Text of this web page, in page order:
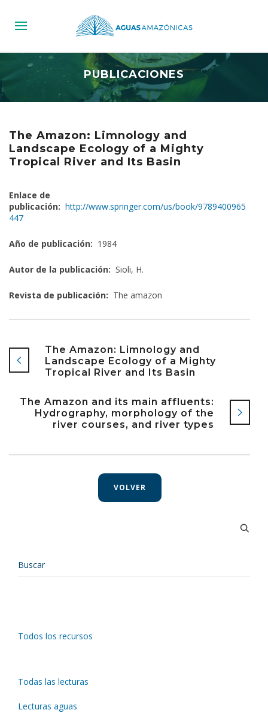
PUBLICACIONES
The Amazon: Limnology and
Landscape Ecology of a Mighty
Tropical River and Its Basin
Enlace de
publicación: http://www.springer.com/us/book/9789400965
447
Año de publicación: 1984
Autor de la publicación: Sioli, H.
Revista de publicación: The amazon
The Amazon: Limnology and
Landscape Ecology of a Mighty
Tropical River and Its Basin
The Amazon and its main affluents:
Hydrography, morphology of the
river courses, and river types
VOLVER
Todos los recursos
Todas las lecturas
Lecturas aguas